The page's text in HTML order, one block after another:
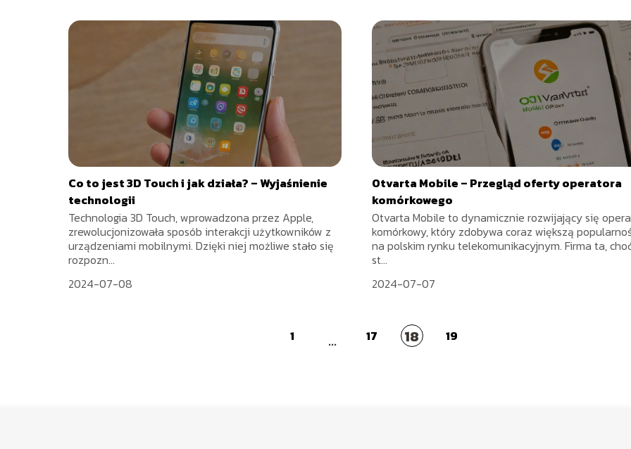
Co to jest 3D Touch i jak działa? – Wyjaśnienie
technologii
Technologia 3D Touch, wprowadzona przez Apple,
zrewolucjonizowała sposób interakcji użytkowników z
urządzeniami mobilnymi. Dzięki niej możliwe stało się
rozpozn...
2024-07-08
Otvarta Mobile – Przegląd oferty operatora
komórkowego
Otvarta Mobile to dynamicznie rozwijający się
komórkowy, który zdobywa coraz większą
na polskim rynku telekomunikacyjnym. Firma ta,
st...
2024-07-07
1 ... 17 18 19